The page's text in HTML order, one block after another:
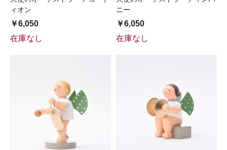
ィオン
￥6,050
在庫なし
ニー
￥6,050
在庫なし